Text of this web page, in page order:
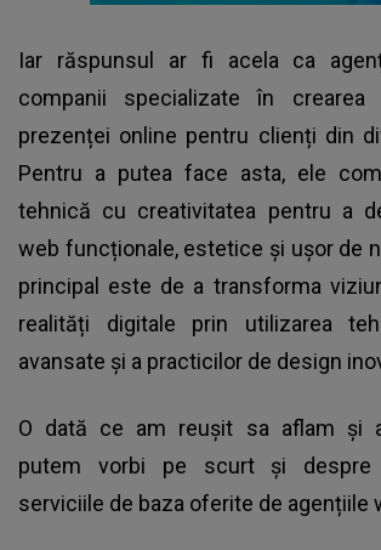
Iar răspunsul ar fi acela ca
companii specializate în crearea
prezenței online pentru clienți din
Pentru a putea face asta, ele
tehnică cu creativitatea pentru a
web funcționale, estetice și ușor de
principal este de a transforma
realități digitale prin utilizarea
avansate și a practicilor de design
O dată ce am reușit sa aflam și
putem vorbi pe scurt și despre
serviciile de baza oferite de agențiile